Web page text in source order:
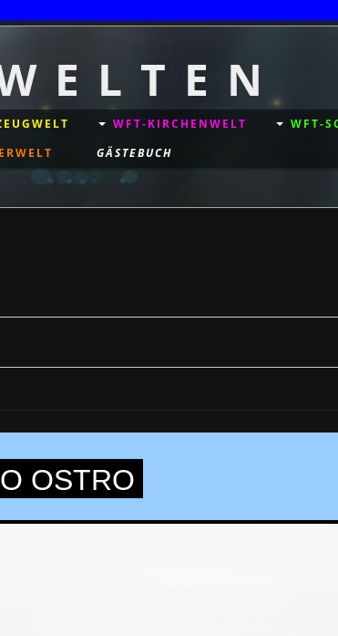
E L T E N
WFT-KIRCHENWELT
WFT-
GÄSTEBUCH
OSTRO